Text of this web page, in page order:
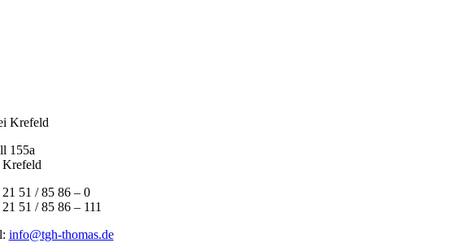
Krefeld
155a
51 / 85 86 – 0
51 / 85 86 – 111
info@tgh-thomas.de